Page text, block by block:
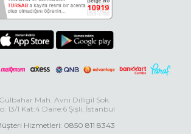
Gülbahar Mah. Avni Dilligil Sok.
13/1 Kat:4 Daire:6 Şişli, İstanbul
Hizmetleri: 0850 811 8343